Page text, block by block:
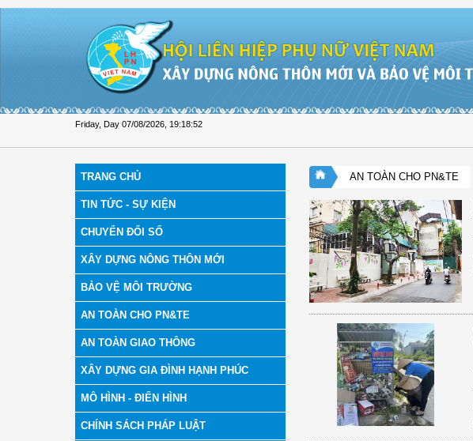
Friday, Day 07/08/2026 19:18:53
TRANG CHỦ
TIN TỨC - SỰ KIỆN
CHUYỂN ĐỔI SỐ
XÂY DỰNG NÔNG THÔN MỚI
BẢO VỆ MÔI TRƯỜNG
AN TOÀN CHO PN&TE
AN TOÀN GIAO THÔNG
XÂY DỰNG GIA ĐÌNH HẠNH PHÚC
MÔ HÌNH - ĐIỂN HÌNH
CHÍNH SÁCH PHÁP LUẬT
AN TOÀN CHO PN&TE